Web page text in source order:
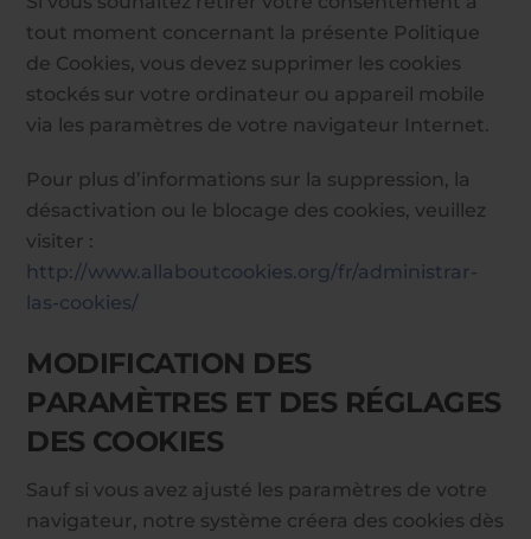
tout moment concernant la présente Politique
de Cookies, vous devez supprimer les cookies
stockés sur votre ordinateur ou appareil mobile
via les paramètres de votre navigateur Internet.
Pour plus d’informations sur la suppression, la
désactivation ou le blocage des cookies, veuillez
visiter :
http://www.allaboutcookies.org/fr/administrar-
las-cookies/
MODIFICATION DES
PARAMÈTRES ET DES RÉGLAGES
DES COOKIES
Sauf si vous avez ajusté les paramètres de votre
navigateur, notre système créera des cookies dès